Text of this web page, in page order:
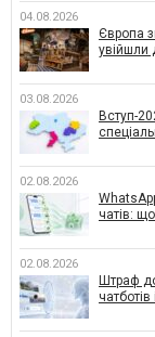
04.08.2026
Європа
увійшли
03.08.2026
Вступ-
02.08.2026
чатів:
02.08.2026
Штраф
чатботів